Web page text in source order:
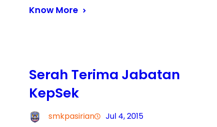
Know More
Serah Terima Jabatan
KepSek
smkpasirian Jul 4, 2015